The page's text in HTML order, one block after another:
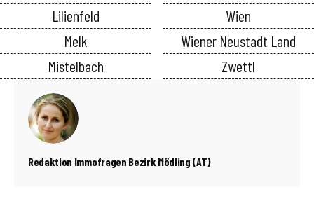
Lilienfeld
Melk
Mistelbach
Wien
Wiener Neustadt Land
Zwettl
Redaktion Immofragen Bezirk Mödling (AT)